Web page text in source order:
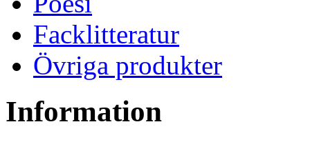
Facklitteratur
Övriga produkter
Information